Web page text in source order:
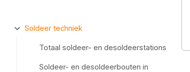
Soldeer techniek
Totaal soldeer- en desoldeerstations
Soldeer- en desoldeerbouten in